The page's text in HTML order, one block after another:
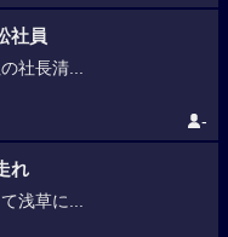
社員
社長清...
-
れ
浅草に...